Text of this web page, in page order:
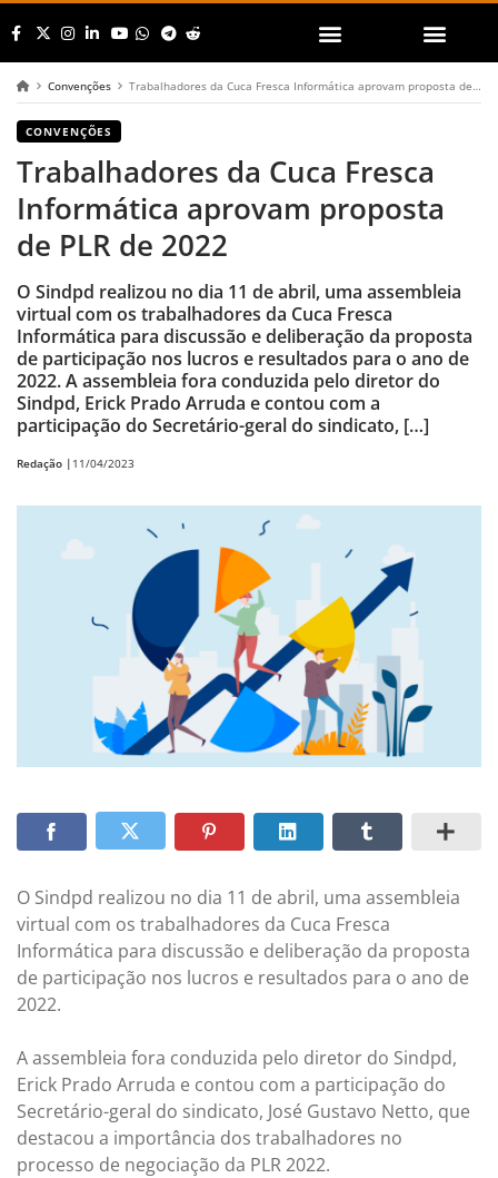
Convenções Trabalhadores da Cuca Fresca Informática aprovam proposta de PLR de 2022
CONVENÇÕES
Trabalhadores da Cuca Fresca
Informática aprovam proposta
de PLR de 2022
O Sindpd realizou no dia 11 de abril, uma assembleia
virtual com os trabalhadores da Cuca Fresca
Informática para discussão e deliberação da proposta
de participação nos lucros e resultados para o ano de
2022. A assembleia fora conduzida pelo diretor do
Sindpd, Erick Prado Arruda e contou com a
participação do Secretário-geral do sindicato, […]
Redação | 11/04/2023
O Sindpd realizou no dia 11 de abril, uma assembleia
virtual com os trabalhadores da Cuca Fresca
Informática para discussão e deliberação da proposta
de participação nos lucros e resultados para o ano de
2022.
A assembleia fora conduzida pelo diretor do Sindpd,
Erick Prado Arruda e contou com a participação do
Secretário-geral do sindicato, José Gustavo Netto, que
destacou a importância dos trabalhadores no
processo de negociação da PLR 2022.